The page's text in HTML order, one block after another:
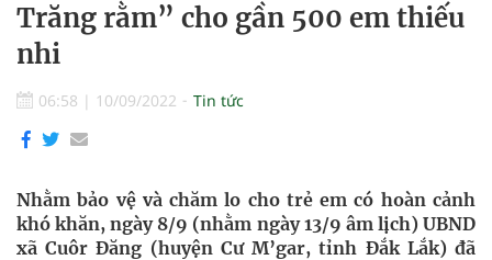
Trăng rằm” cho gần 500 em thiếu
nhi
06:58 | 10/09/2022 Tin tức
Nhằm bảo vệ và chăm lo cho trẻ em có hoàn cảnh
khó khăn, ngày 8/9 (nhằm ngày 13/9 âm lịch) UBND
xã Cuôr Đăng (huyện Cư M’gar, tỉnh Đắk Lắk) đã